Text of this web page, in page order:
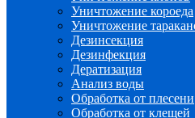
Уничтожение короеда
Уничтожение
Дезинсекция
Дезинфекция
Дератизация
Анализ воды
Обработка от плесени
Обработка от клещей